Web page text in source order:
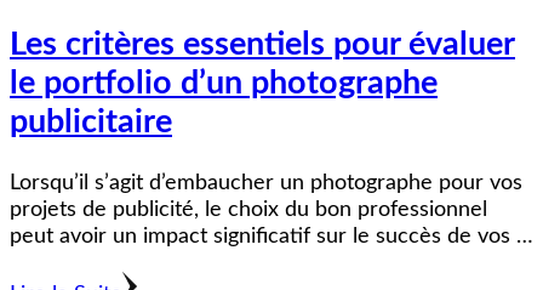
Les critères essentiels pour évaluer
le portfolio d’un photographe
publicitaire
Lorsqu’il s’agit d’embaucher un photographe pour vos
projets de publicité, le choix du bon professionnel
peut avoir un impact significatif sur le succès de vos …